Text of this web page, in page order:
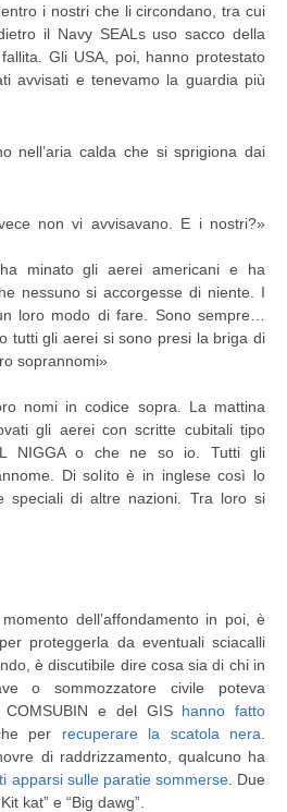
i nostri che li circondano, tra cui
il Navy SEALs uso sacco della
Gli USA, poi, hanno protestato
avvisati e tenevamo la guardia più
nell’aria calda che si sprigiona dai
non vi avvisavano. E i nostri?»
minato gli aerei americani e ha
nessuno si accorgesse di niente. I
loro modo di fare. Sono sempre…
tutti gli aerei si sono presi la briga di
soprannomi»
nomi in codice sopra. La mattina
gli aerei con scritte cubitali tipo
NIGGA o che ne so io. Tutti gli
Di solito è in inglese così lo
speciali di altre nazioni. Tra loro si
dell’affondamento in poi, è
proteggerla da eventuali sciacalli
è discutibile dire cosa sia di chi in
o sommozzatore civile poteva
COMSUBIN e del GIS hanno fatto
per recuperare la scatola nera
di raddrizzamento, qualcuno ha
apparsi sulle paratie sommerse. Due
kat” e “Big dawg”.